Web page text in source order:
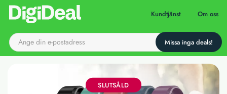
Till startsidan Kundtjänst Om oss
SLUTSÅLD